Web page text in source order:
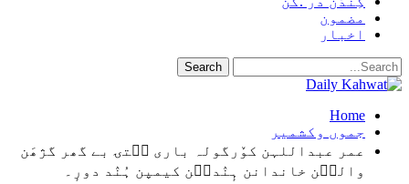
مضمون
اخبار
Home
جموں وکشمیر
عمر عبداللہن کوٚرگولہ باری سۭتۍ بے گھر گژھَن
والٮ۪ن خاندانن ہٕنٛدٮ۪ن کیمپن ہُنٛد دورٕ۔